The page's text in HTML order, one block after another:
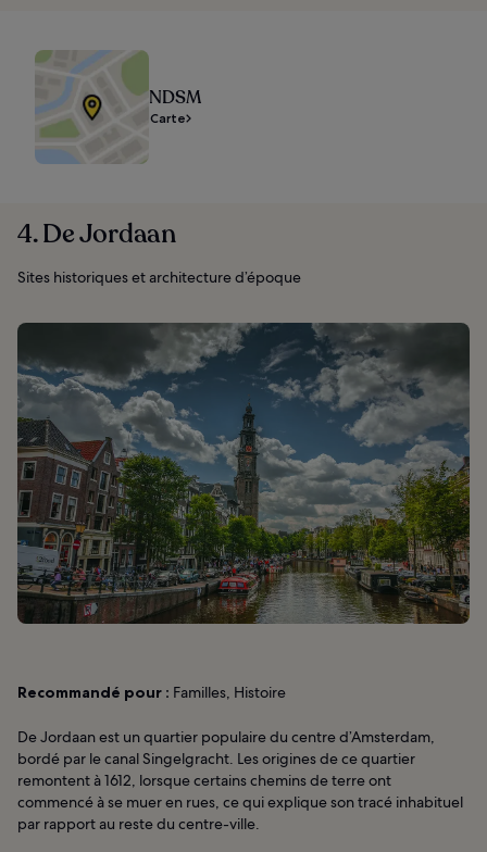
NDSM
Carte
4. De Jordaan
Sites historiques et architecture d’époque
Recommandé pour : Familles, Histoire
De Jordaan est un quartier populaire du centre d’Amsterdam,
bordé par le canal Singelgracht. Les origines de ce quartier
remontent à 1612, lorsque certains chemins de terre ont
commencé à se muer en rues, ce qui explique son tracé inhabituel
par rapport au reste du centre-ville.